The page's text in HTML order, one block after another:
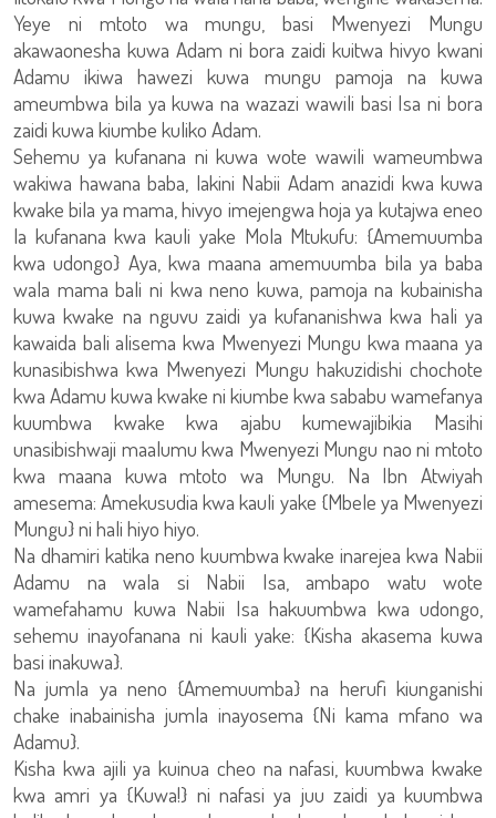
Yeye ni mtoto wa mungu, basi Mwenyezi Mungu
akawaonesha kuwa Adam ni bora zaidi kuitwa hivyo kwani
Adamu ikiwa hawezi kuwa mungu pamoja na kuwa
ameumbwa bila ya kuwa na wazazi wawili basi Isa ni bora
zaidi kuwa kiumbe kuliko Adam.
Sehemu ya kufanana ni kuwa wote wawili wameumbwa
wakiwa hawana baba, lakini Nabii Adam anazidi kwa kuwa
kwake bila ya mama, hivyo imejengwa hoja ya kutajwa eneo
la kufanana kwa kauli yake Mola Mtukufu: {Amemuumba
kwa udongo} Aya, kwa maana amemuumba bila ya baba
wala mama bali ni kwa neno kuwa, pamoja na kubainisha
kuwa kwake na nguvu zaidi ya kufananishwa kwa hali ya
kawaida bali alisema kwa Mwenyezi Mungu kwa maana ya
kunasibishwa kwa Mwenyezi Mungu hakuzidishi chochote
kwa Adamu kuwa kwake ni kiumbe kwa sababu wamefanya
kuumbwa kwake kwa ajabu kumewajibikia Masihi
unasibishwaji maalumu kwa Mwenyezi Mungu nao ni mtoto
kwa maana kuwa mtoto wa Mungu. Na Ibn Atwiyah
amesema: Amekusudia kwa kauli yake {Mbele ya Mwenyezi
Mungu} ni hali hiyo hiyo.
Na dhamiri katika neno kuumbwa kwake inarejea kwa Nabii
Adamu na wala si Nabii Isa, ambapo watu wote
wamefahamu kuwa Nabii Isa hakuumbwa kwa udongo,
sehemu inayofanana ni kauli yake: {Kisha akasema kuwa
basi inakuwa}.
Na jumla ya neno {Amemuumba} na herufi kiunganishi
chake inabainisha jumla inayosema {Ni kama mfano wa
Adamu}.
Kisha kwa ajili ya kuinua cheo na nafasi, kuumbwa kwake
kwa amri ya {Kuwa!} ni nafasi ya juu zaidi ya kuumbwa